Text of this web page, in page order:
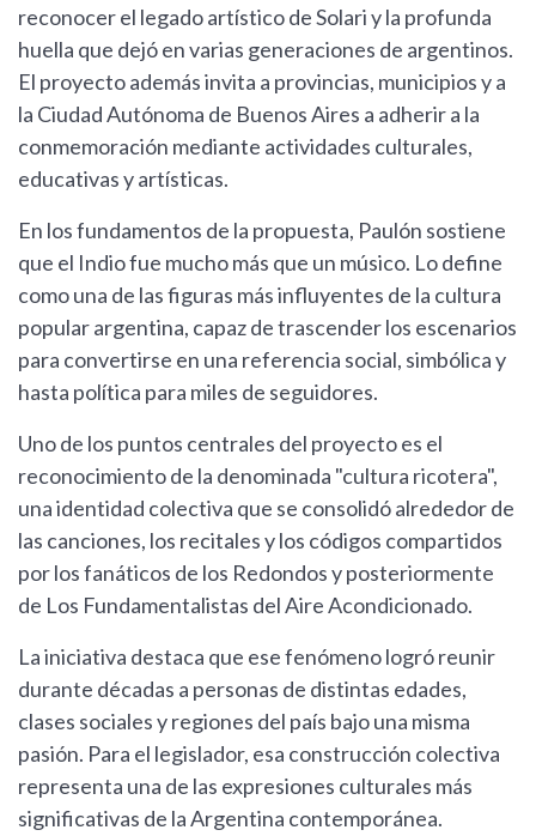
reconocer el legado artístico de Solari y la profunda
huella que dejó en varias generaciones de argentinos.
El proyecto además invita a provincias, municipios y a
la Ciudad Autónoma de Buenos Aires a adherir a la
conmemoración mediante actividades culturales,
educativas y artísticas.
En los fundamentos de la propuesta, Paulón sostiene
que el Indio fue mucho más que un músico. Lo define
como una de las figuras más influyentes de la cultura
popular argentina, capaz de trascender los escenarios
para convertirse en una referencia social, simbólica y
hasta política para miles de seguidores.
Uno de los puntos centrales del proyecto es el
reconocimiento de la denominada "cultura ricotera",
una identidad colectiva que se consolidó alrededor de
las canciones, los recitales y los códigos compartidos
por los fanáticos de los Redondos y posteriormente
de Los Fundamentalistas del Aire Acondicionado.
La iniciativa destaca que ese fenómeno logró reunir
durante décadas a personas de distintas edades,
clases sociales y regiones del país bajo una misma
pasión. Para el legislador, esa construcción colectiva
representa una de las expresiones culturales más
significativas de la Argentina contemporánea.